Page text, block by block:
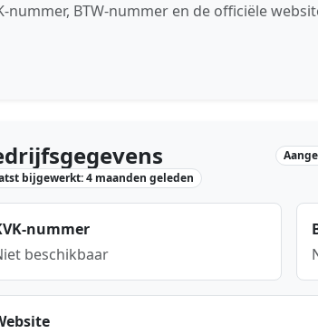
nummer, BTW-nummer en de officiële
bijgewerkt: 4 maanden geleden
nummer
beschikbaar